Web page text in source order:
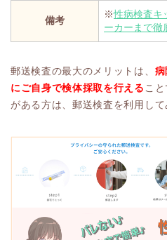
備考
※性病検査キ
ーカーまで徹
郵送検査の最大のメリットは、 病
にご自身で検体採取を行える こ
がある方は、郵送検査を利用して